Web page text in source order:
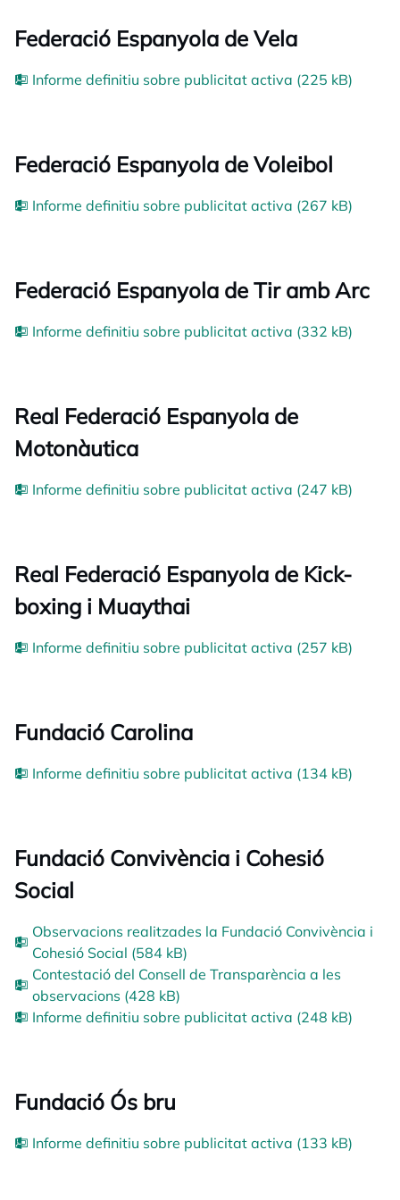
Federació Espanyola de Vela
Informe definitiu sobre publicitat activa (225 kB)
Federació Espanyola de Voleibol
Informe definitiu sobre publicitat activa (267 kB)
Federació Espanyola de Tir amb Arc
Informe definitiu sobre publicitat activa (332 kB)
Real Federació Espanyola de
Motonàutica
Informe definitiu sobre publicitat activa (247 kB)
Real Federació Espanyola de Kick-
boxing i Muaythai
Informe definitiu sobre publicitat activa (257 kB)
Fundació Carolina
Informe definitiu sobre publicitat activa (134 kB)
Fundació Convivència i Cohesió
Social
Observacions realitzades la Fundació Convivència i
Cohesió Social (584 kB)
Contestació del Consell de Transparència a les
observacions (428 kB)
Informe definitiu sobre publicitat activa (248 kB)
Fundació Ós bru
Informe definitiu sobre publicitat activa (133 kB)